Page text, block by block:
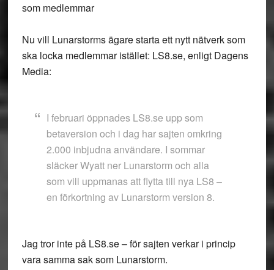
som medlemmar
Nu vill Lunarstorms ägare starta ett nytt nätverk som
ska locka medlemmar istället: LS8.se, enligt Dagens
Media:
I februari öppnades LS8.se upp som
betaversion och i dag har sajten omkring
2.000 inbjudna användare. I sommar
släcker Wyatt ner Lunarstorm och alla
som vill uppmanas att flytta till nya LS8 –
en förkortning av Lunarstorm version 8.
Jag tror inte på LS8.se – för sajten verkar i princip
vara samma sak som Lunarstorm.